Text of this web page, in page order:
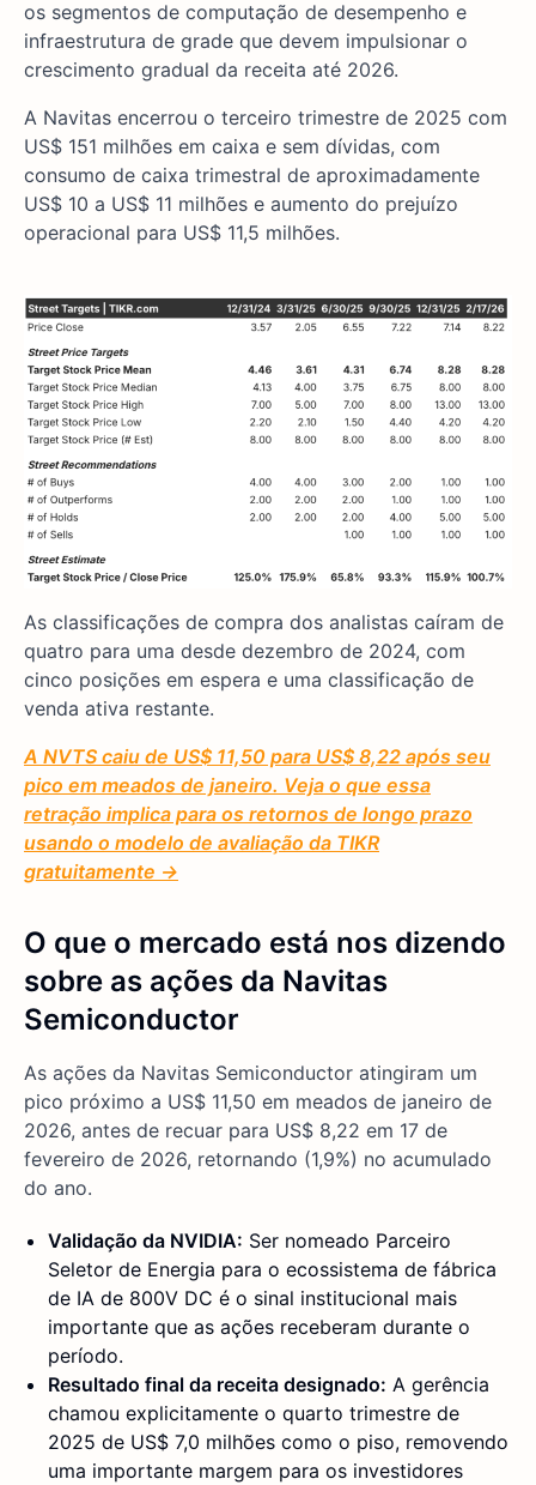
os segmentos de computação de desempenho e
infraestrutura de grade que devem impulsionar o
crescimento gradual da receita até 2026.
A Navitas encerrou o terceiro trimestre de 2025 com
US$ 151 milhões em caixa e sem dívidas, com
consumo de caixa trimestral de aproximadamente
US$ 10 a US$ 11 milhões e aumento do prejuízo
operacional para US$ 11,5 milhões.
As classificações de compra dos analistas caíram de
quatro para uma desde dezembro de 2024, com
cinco posições em espera e uma classificação de
venda ativa restante.
A NVTS caiu de US$ 11,50 para US$ 8,22 após seu
pico em meados de janeiro. Veja o que essa
retração implica para os retornos de longo prazo
usando o modelo de avaliação da TIKR
gratuitamente →
O que o mercado está nos dizendo
sobre as ações da Navitas
Semiconductor
As ações da Navitas Semiconductor atingiram um
pico próximo a US$ 11,50 em meados de janeiro de
2026, antes de recuar para US$ 8,22 em 17 de
fevereiro de 2026, retornando (1,9%) no acumulado
do ano.
Validação da NVIDIA: Ser nomeado Parceiro
Seletor de Energia para o ecossistema de fábrica
de IA de 800V DC é o sinal institucional mais
importante que as ações receberam durante o
período.
Resultado final da receita designado: A gerência
chamou explicitamente o quarto trimestre de
2025 de US$ 7,0 milhões como o piso, removendo
uma importante margem para os investidores